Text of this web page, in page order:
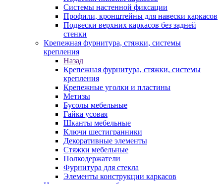
Системы настенной фиксации
Профили, кронштейны для навески каркасов
Подвески верхних каркасов без задней
стенки
Крепежная фурнитура, стяжки, системы
крепления
Назад
Крепежная фурнитура, стяжки, системы
крепления
Крепежные уголки и пластины
Метизы
Бусолы мебельные
Гайка усовая
Шканты мебельные
Ключи шестигранники
Декоративные элементы
Стяжки мебельные
Полкодержатели
Фурнитура для стекла
Элементы конструкции каркасов